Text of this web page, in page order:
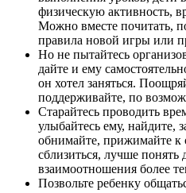
физическую активность,
Можно вместе почитать,
правила новой игры или
Но не пытайтесь
дайте и ему
он хотел заняться.
поддерживайте, по
Старайтесь проводить
улыбайтесь ему, найдите,
обнимайте, прижимайте к
сблизиться, лучше понять
взаимоотношения более
Позвольте ребенку